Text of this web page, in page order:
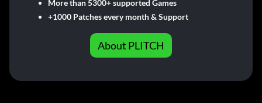
More than 5300+ supported Games
+1000 Patches every month & Support
About PLITCH